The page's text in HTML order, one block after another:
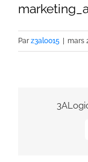
Parz3alo015 mars